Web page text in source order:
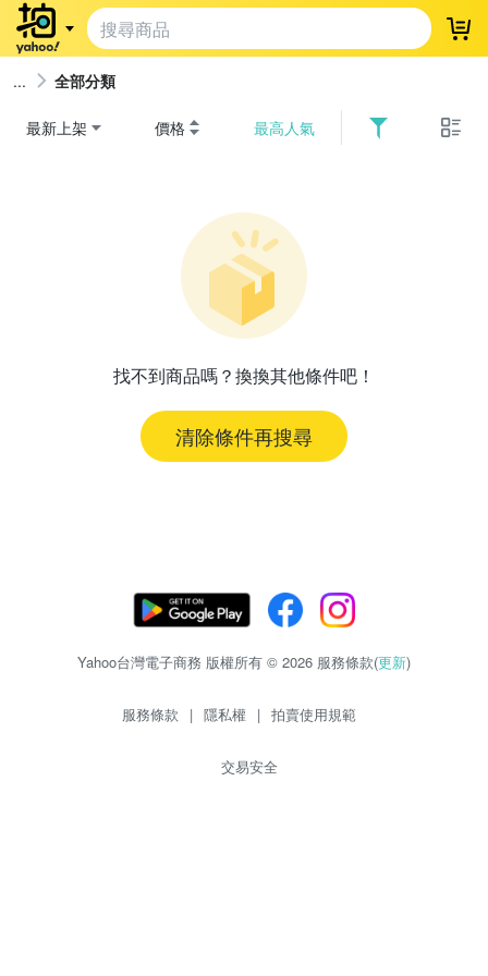
登
全部分類
最新上架 價格 最高人氣
找不到商品嗎？換換其他條件吧！
清除條件再搜尋
Yahoo台灣電子商務 版權所有 © 2026 服務條款(更新)
服務條款 | 隱私權 | 拍賣使用規範
交易安全